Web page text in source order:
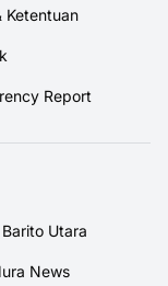
Ketentuan
Report
Utara
News